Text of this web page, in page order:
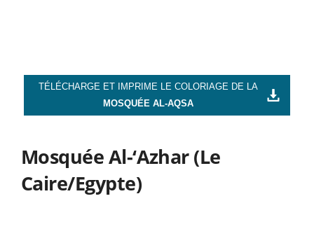
TÉLÉCHARGE ET IMPRIME LE COLORIAGE DE LA
MOSQUÉE AL-AQSA
Mosquée Al-‘Azhar (Le
Caire/Egypte)